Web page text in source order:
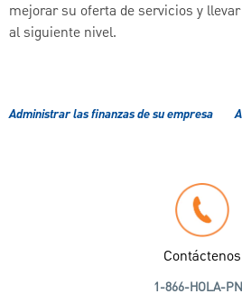
mejorar su oferta de servicios y
al siguiente nivel.
Administrar las finanzas de su empresa
Contáctenos
1-866-HOLA-